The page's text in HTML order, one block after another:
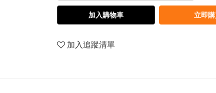
加入購物車 立即
加入追蹤清單